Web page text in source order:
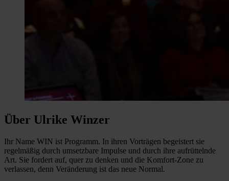
Über Ulrike Winzer
Ihr Name WIN ist Programm. In ihren Vorträgen begeistert sie
regelmäßig durch umsetzbare Impulse und durch ihre aufrüttelnde
Art. Sie fordert auf, quer zu denken und die Komfort-Zone zu
verlassen, denn Veränderung ist das neue Normal.